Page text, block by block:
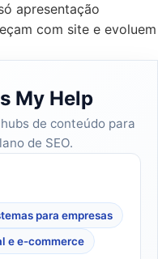
apresentação
com site e evoluem
My Help
de conteúdo para
de SEO.
para empresas
e e-commerce